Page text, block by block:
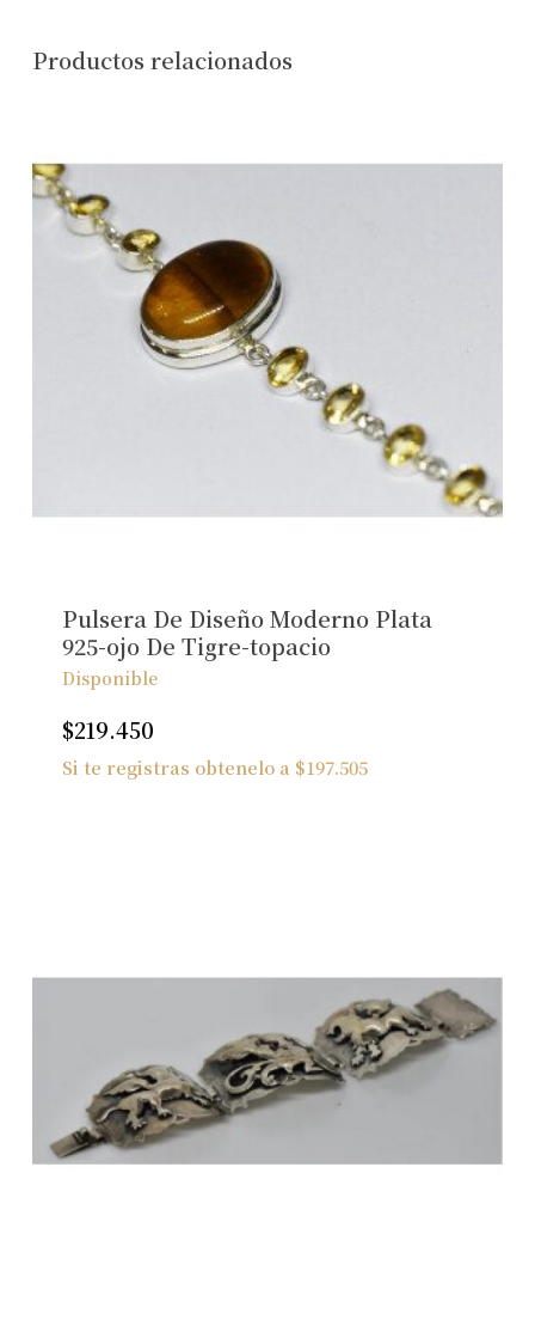
Productos relacionados
Pulsera De Diseño Moderno Plata
925-ojo De Tigre-topacio
Disponible
$219.450
Si te registras obtenelo a $197.505